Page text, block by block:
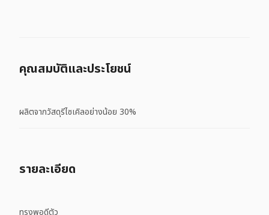
คุณสมบัติและประโยชน์
ผลิตจากวัสดุรีไซเคิลอย่างน้อย 30%
รายละเอียด
ทรงพอดีตัว